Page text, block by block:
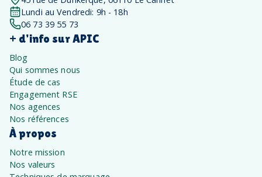
Lundi au Vendredi: 9h - 18h
06 73 39 55 73
+ d'info sur APIC
Blog
Qui sommes nous
Étude de cas
Engagement RSE
Nos agences
Nos références
À propos
Notre mission
Nos valeurs